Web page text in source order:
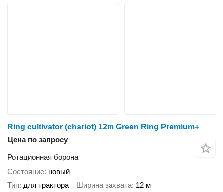
Ring cultivator (chariot) 12m Green Ring Premium+
Цена по запросу
Ротационная борона
Состояние новый
Тип для трактора Ширина захвата 12 м